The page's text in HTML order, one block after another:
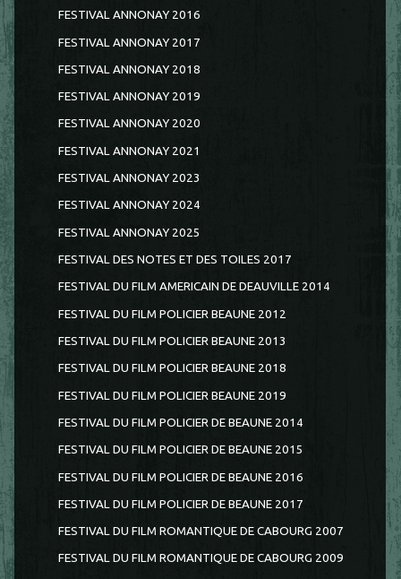
FESTIVAL ANNONAY 2016
FESTIVAL ANNONAY 2017
FESTIVAL ANNONAY 2018
FESTIVAL ANNONAY 2019
FESTIVAL ANNONAY 2020
FESTIVAL ANNONAY 2021
FESTIVAL ANNONAY 2023
FESTIVAL ANNONAY 2024
FESTIVAL ANNONAY 2025
FESTIVAL DES NOTES ET DES TOILES 2017
FESTIVAL DU FILM AMERICAIN DE DEAUVILLE 2014
FESTIVAL DU FILM POLICIER BEAUNE 2012
FESTIVAL DU FILM POLICIER BEAUNE 2013
FESTIVAL DU FILM POLICIER BEAUNE 2018
FESTIVAL DU FILM POLICIER BEAUNE 2019
FESTIVAL DU FILM POLICIER DE BEAUNE 2014
FESTIVAL DU FILM POLICIER DE BEAUNE 2015
FESTIVAL DU FILM POLICIER DE BEAUNE 2016
FESTIVAL DU FILM POLICIER DE BEAUNE 2017
FESTIVAL DU FILM ROMANTIQUE DE CABOURG 2007
FESTIVAL DU FILM ROMANTIQUE DE CABOURG 2009